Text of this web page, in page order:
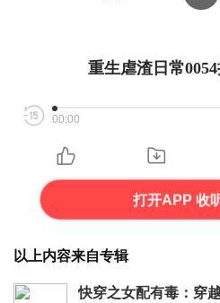
重生虐渣日常
00:00
打开APP 收
以上内容来自专辑
快穿之女配有毒：穿